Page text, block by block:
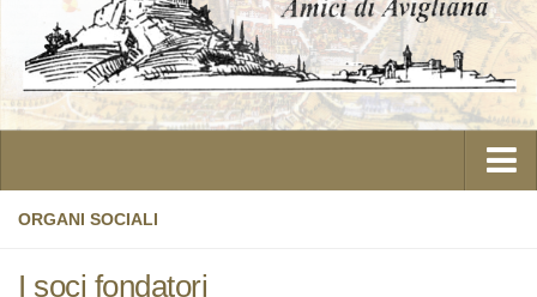
Home
L’Associazione
ORGANI SOCIALI
I soci fondatori